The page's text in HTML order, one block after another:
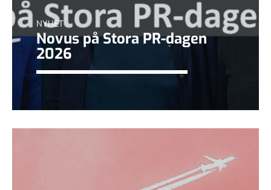
NYHET
Novus på Stora PR-dagen
2026